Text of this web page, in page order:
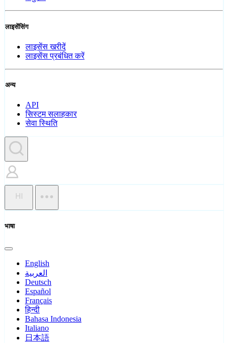
लाइसेंसिंग
लाइसेंस खरीदें
लाइसेंस प्रबंधित करें
अन्य
API
सिस्टम सलाहकार
सेवा स्थिति
HI
भाषा
English
العربية
Deutsch
Español
Français
हिन्दी
Bahasa Indonesia
Italiano
日本語